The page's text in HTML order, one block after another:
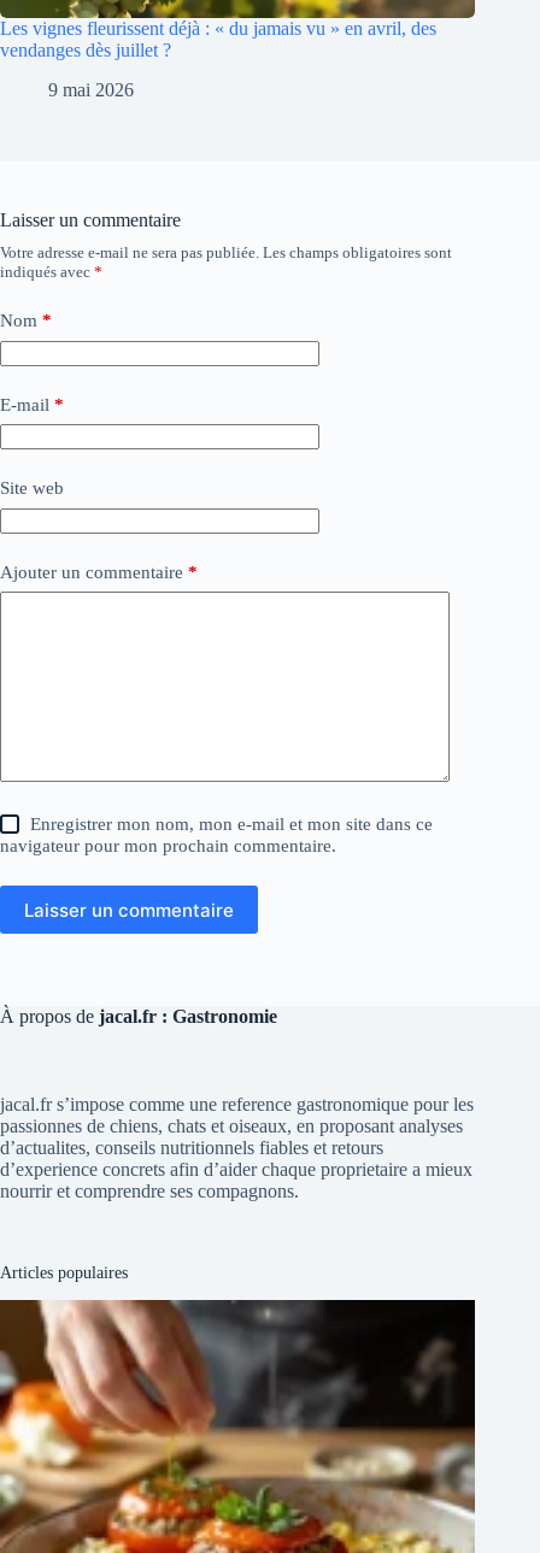
Les vignes fleurissent déjà : « du jamais vu » en avril, des
vendanges dès juillet ?
9 mai 2026
Laisser un commentaire
Votre adresse e-mail ne sera pas publiée. Les champs obligatoires sont
indiqués avec *
Nom *
E-mail *
Site web
Ajouter un commentaire *
Enregistrer mon nom, mon e-mail et mon site dans ce
navigateur pour mon prochain commentaire.
Laisser un commentaire
À propos de jacal.fr : Gastronomie
jacal.fr s’impose comme une reference gastronomique pour les
passionnes de chiens, chats et oiseaux, en proposant analyses
d’actualites, conseils nutritionnels fiables et retours
d’experience concrets afin d’aider chaque proprietaire a mieux
nourrir et comprendre ses compagnons.
Articles populaires